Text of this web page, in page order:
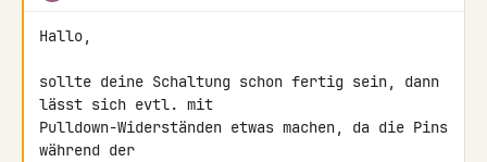
Hallo,
sollte deine Schaltung schon fertig sein, dann
lässt sich evtl. mit
Pulldown-Widerständen etwas machen, da die Pins
während der